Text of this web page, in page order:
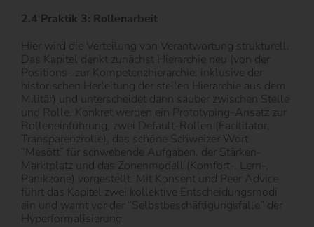
2.4 Praktik 3: Rollenarbeit
Hier wird die Verteilung von Verantwortung strukturell.
Das Kapitel denkt zunächst Hierarchie neu (von der
Positions- zur Kompetenzhierarchie, inklusive der
historischen Herleitung der steilen Hierarchie aus dem
Militär) und unterscheidet dann sauber zwischen Stelle
und Rolle. Konkret werden ein Prototyping-Ansatz zur
Rolleneinführung, zwei Default-Rollen (Facilitator,
Transparenzrolle), das schöne Schweizer Wort
“Mesött” für schwebende Aufgaben, der Stärken-
Marktplatz und das Zonenmodell (Komfort-, Lern-,
Panikzone) vorgestellt. Mit Konsent und Peer Advice
führt das Kapitel zwei kollektive Entscheidungsmodi
ein und warnt vor der “Selbstbeschäftigungsfalle” der
Hyperformalisierung.